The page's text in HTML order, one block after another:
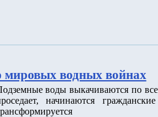
мировых водных войнах
воды выкачиваются по
начинаются